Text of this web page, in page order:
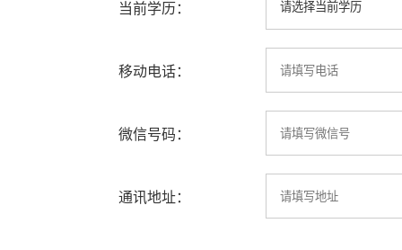
当前学历：
移动电话：
微信号码：
通讯地址：